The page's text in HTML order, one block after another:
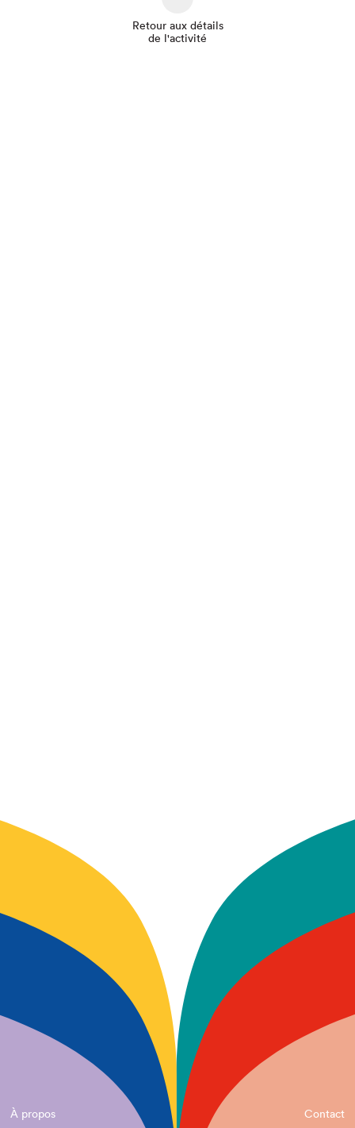
Retour aux détails
de l'activité
À propos
Contact